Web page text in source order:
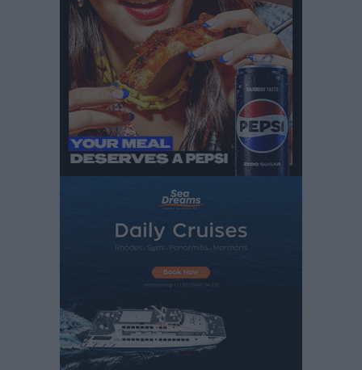
• πριν 8 ώρες
Στον Άγιο Νικόλαο Χάλκης ανοίγει ξανά το
ανανεωμένο εκκλησιαστικό μουσείο από τη Λέσχη
Lions Χάλκης
Τοπικές Ειδήσεις• πριν 9 ώρες
Ρόδος: «Βουλιάζει» από τουρίστες – Πάνω από 1 εκατ.
επιβάτες και 55 κρουαζιερόπλοια
πριν 9 ώρες
Γ’ Εθνική Κατηγορία: Οι ημερομηνίες των
Συνελήφθησαν δύο άτομα στην Κάρπαθο για άγρα
πελατών
Τοπικές Ειδήσεις• πριν 14 ώρες